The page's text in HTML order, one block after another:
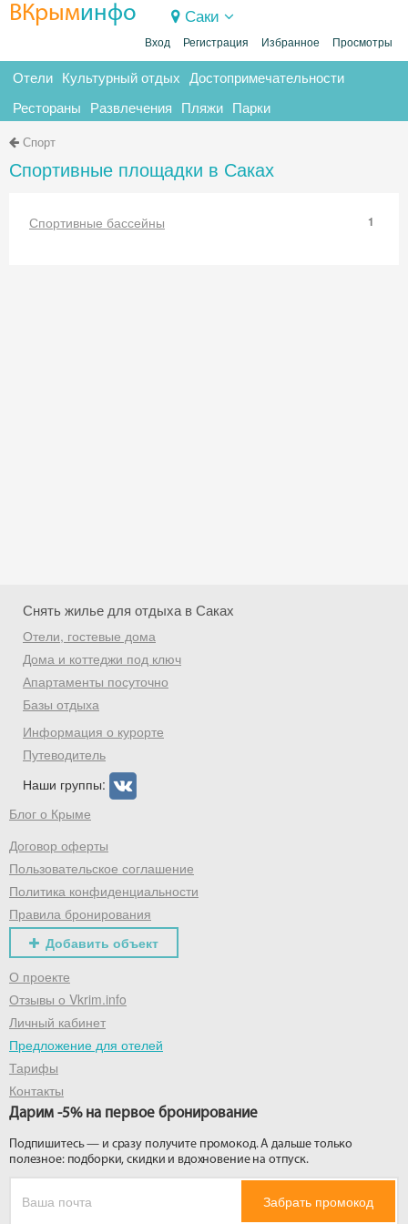
ВКрыминфо Саки
Вход Регистрация Избранное Просмотры
Отели Культурный отдых Достопримечательности
Рестораны Развлечения Пляжи Парки
Спорт
Спортивные площадки в Саках
Спортивные бассейны 1
Снять жилье для отдыха в Саках
Отели, гостевые дома
Дома и коттеджи под ключ
Апартаменты посуточно
Базы отдыха
Информация о курорте
Путеводитель
Наши группы:
Блог о Крыме
Договор оферты
Пользовательское соглашение
Политика конфиденциальности
Правила бронирования
Добавить объект
О проекте
Отзывы о Vkrim.info
Личный кабинет
Предложение для отелей
Тарифы
Контакты
Дарим -5% на первое бронирование
Подпишитесь — и сразу получите промокод. А дальше только
полезное: подборки, скидки и вдохновение на отпуск.
Забрать промокод
Скидка −5%
Хочешь дешевле? Оставь почту и получи
промокод на первое бронирование!